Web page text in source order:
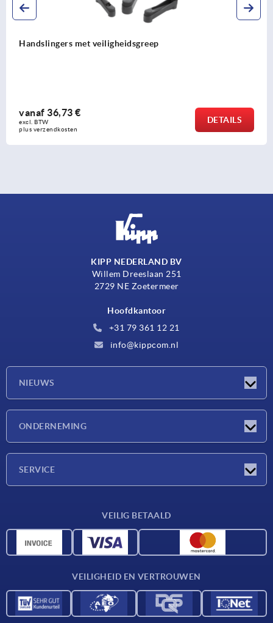
Handslingers aluminium met cilindergreep
vanaf
KIPP NEDERLAND BV
Willem Dreeslaan 251
2729 NE Zoetermeer
Hoofdkantoor
+31 79 361 12 21
info@kippcom.nl
NIEUWS
ONDERNEMING
SERVICE
CAD-gegevens
VEILIG BETAALD
VEILIGHEID EN VERTROUWEN